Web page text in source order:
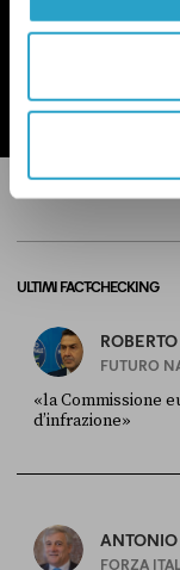
Ho preso
ULTIMI FACT-CHECKING
FUTURO
«la Commissione
d’infrazione»
FORZA